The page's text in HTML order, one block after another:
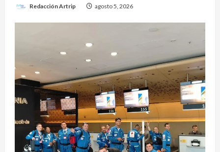
Redacción Artrip agosto 5, 2026